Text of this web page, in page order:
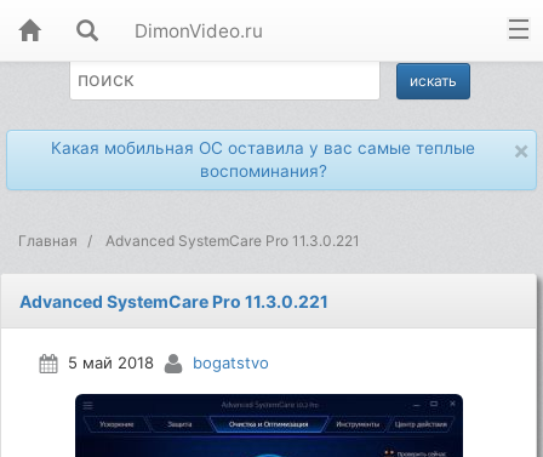
DimonVideo.ru
×
Какая мобильная ОС оставила у вас самые теплые
воспоминания?
Главная Advanced SystemCare Pro 11.3.0.221
Advanced SystemCare Pro 11.3.0.221
5 май 2018 bogatstvo